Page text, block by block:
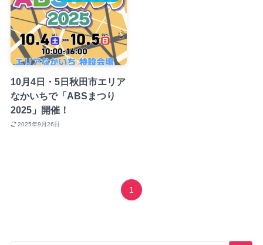
10月4日・5日秋田市エリア
なかいちで「ABSまつり
2025」開催！
2025年9月26日
1